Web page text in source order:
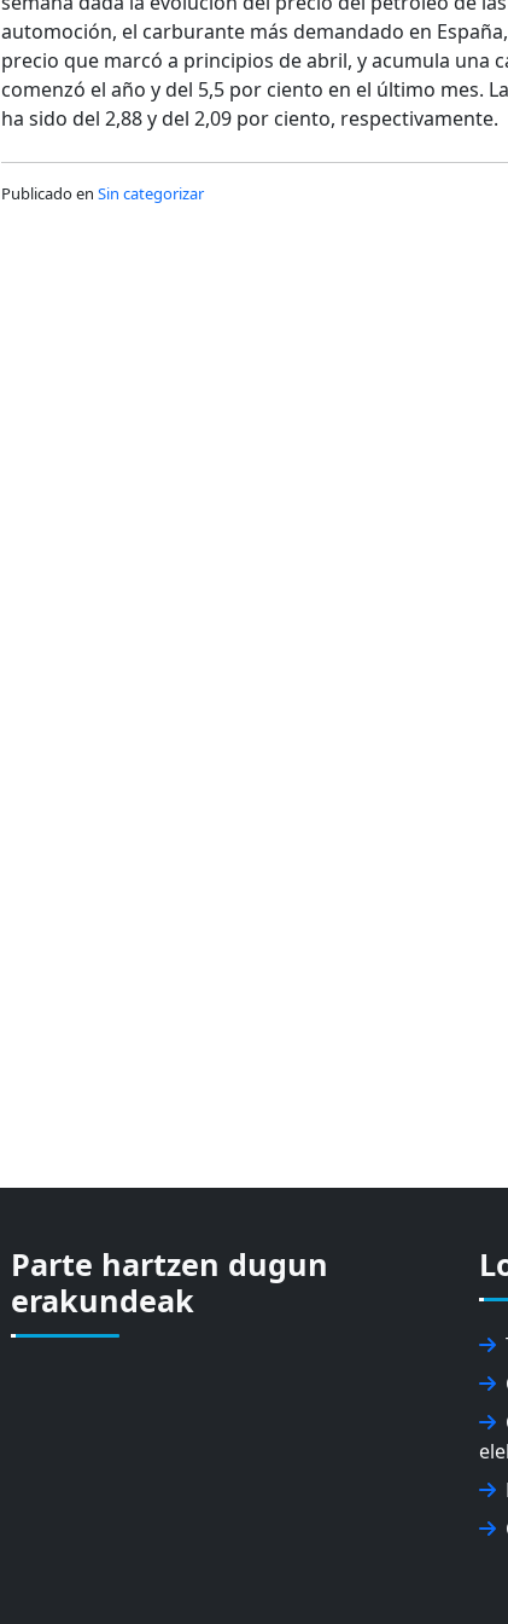
automoción, el carburante más demandado en
precio que marcó a principios de abril, y acumula una
comenzó el año y del 5,5 por ciento en el último mes.
ha sido del 2,88 y del 2,09 por ciento, respectivamente.
Publicado en Sin categorizar
Parte hartzen dugun
erakundeak